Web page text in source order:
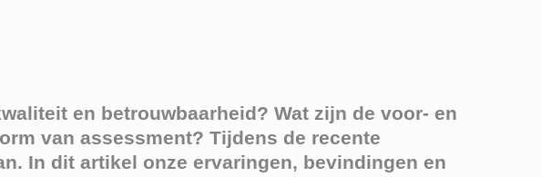
en betrouwbaarheid? Wat zijn de voor- en
van assessment? Tijdens de recente
In dit artikel onze ervaringen, bevindingen en